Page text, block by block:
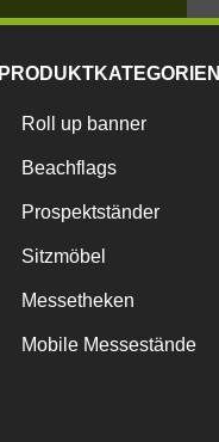
PRODUKTKATEGORIEN
Roll up banner
Beachflags
Prospektständer
Sitzmöbel
Messetheken
Mobile Messestände